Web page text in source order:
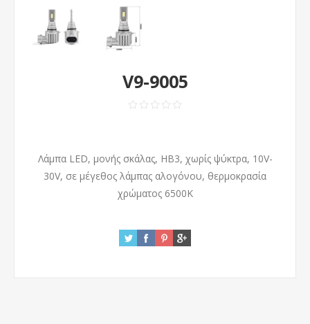
V9-9005
Λάμπα LED, μονής σκάλας, HB3, χωρίς ψύκτρα, 10V-
30V, σε μέγεθος λάμπας αλογόνου, θερμοκρασία
χρώματος 6500Κ